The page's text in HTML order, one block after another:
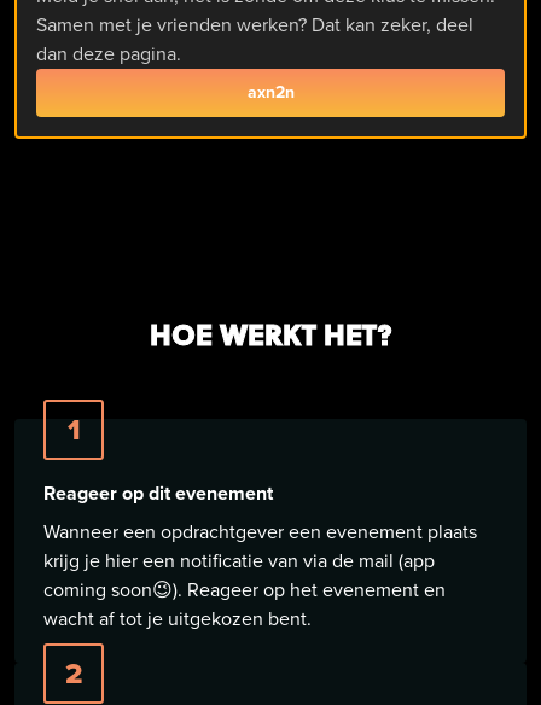
Samen met je vrienden werken? Dat kan zeker, deel
dan deze pagina.
axn2n
HOE WERKT HET?
1
Reageer op dit evenement
Wanneer een opdrachtgever een evenement plaats
krijg je hier een notificatie van via de mail (app
coming soon😉). Reageer op het evenement en
wacht af tot je uitgekozen bent.
2